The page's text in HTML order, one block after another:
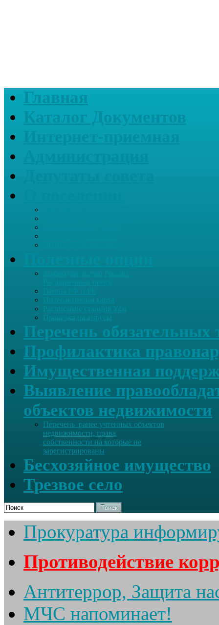
Главная
Каталог Документов
Интерактивная карта
Расписание станция Уфа
Проверка на вирусы
Перечень обязательных
Профилактика
Имущественная
Выявление
объектов недвижимости
Перечень ранее учтенных объектов
недвижимости, права
собственности на которые не
зарегистрированы
Бесхозяйное имущество
Трезвое село
Поиск
Прокуратура
Противодействие
Антитеррор, Защита
МЧС напоминает!